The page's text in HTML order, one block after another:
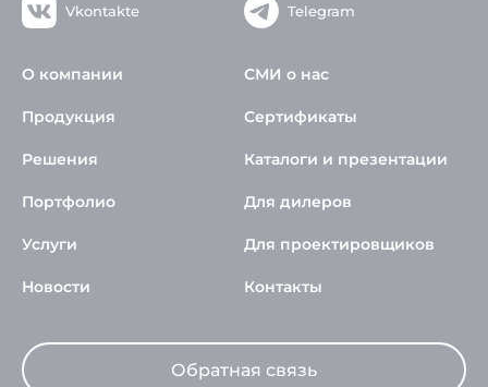
Vkontakte Telegram
О компании
Продукция
Решения
Портфолио
Услуги
Новости
СМИ о нас
Сертификаты
Каталоги и презентации
Для дилеров
Для проектировщиков
Контакты
Обратная связь